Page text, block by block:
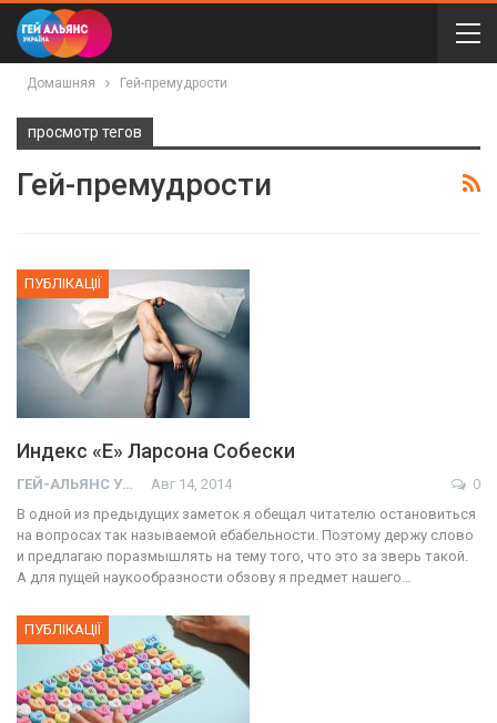
Домашняя Гей-премудрости
просмотр тегов
Гей-премудрости
ПУБЛІКАЦІЇ
Индекс «Е» Ларсона Собески
ГЕЙ-АЛЬЯНС УКРАИНА Авг 14, 2014
0
В одной из предыдущих заметок я обещал читателю остановиться
на вопросах так называемой ебабельности. Поэтому держу слово
и предлагаю поразмышлять на тему того, что это за зверь такой.
А для пущей наукообразности обзову я предмет нашего…
ПУБЛІКАЦІЇ